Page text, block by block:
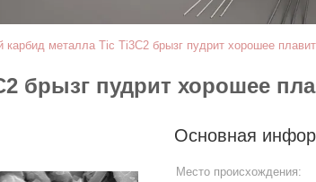
карбид металла Tic Ti3C2 брызг пудрит хорошее
брызг пудрит хорошее
Основная
Место происхождения: